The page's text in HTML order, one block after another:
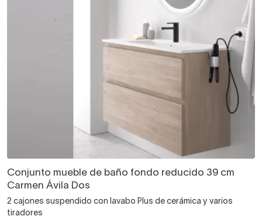
Conjunto mueble de baño fondo reducido 39 cm
Carmen Ávila Dos
2 cajones suspendido con lavabo Plus de cerámica y varios
tiradores